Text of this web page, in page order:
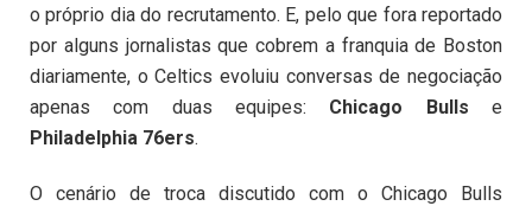
o próprio dia do recrutamento. E, pelo que fora reportado
por alguns jornalistas que cobrem a franquia de Boston
diariamente, o Celtics evoluiu conversas de negociação
apenas com duas equipes: Chicago Bulls e
Philadelphia 76ers.
O cenário de troca discutido com o Chicago Bulls